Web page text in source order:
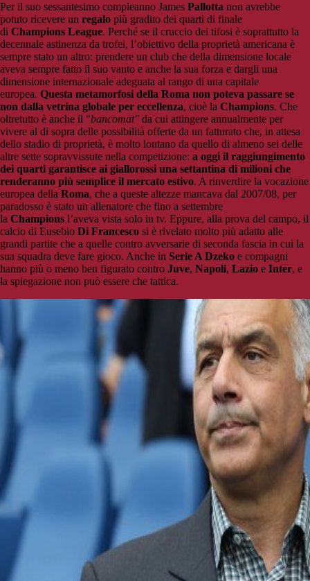
Per il suo sessantesimo compleanno James Pallotta non avrebbe
potuto ricevere un regalo più gradito dei quarti di finale
di Champions League. Perché se il cruccio dei tifosi è soprattutto la
decennale astinenza da trofei, l’obiettivo della proprietà americana è
sempre stato un altro: prendere un club che della dimensione locale
aveva sempre fatto il suo vanto e anche la sua forza e dargli una
dimensione internazionale adeguata al rango di una capitale
europea. Questa metamorfosi della Roma non poteva passare se
non dalla vetrina globale per eccellenza, cioè la Champions. Che
oltretutto è anche il "bancomat" da cui attingere annualmente per
vivere al di sopra delle possibilità offerte da un fatturato che, in attesa
dello stadio di proprietà, è molto lontano da quello di almeno sei delle
altre sette sopravvissute nella competizione: a oggi il raggiungimento
dei quarti garantisce ai giallorossi una settantina di milioni che
renderanno più semplice il mercato estivo. A rinverdire la vocazione
europea della Roma, che a queste altezze mancava dal 2007/08, per
paradosso è stato un allenatore che fino a settembre
la Champions l’aveva vista solo in tv. Eppure, alla prova del campo, il
calcio di Eusebio Di Francesco si è rivelato molto più adatto alle
grandi partite che a quelle contro avversarie di seconda fascia in cui la
sua squadra deve fare gioco. Anche in Serie A Dzeko e compagni
hanno più o meno ben figurato contro Juve, Napoli, Lazio e Inter, e
la spiegazione non può essere che tattica.